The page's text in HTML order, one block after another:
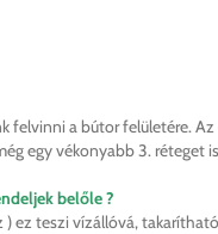
felvinni a bútor felületére.
egy vékonyabb 3. réteget
belőle ?
) ez teszi vízállóvá,